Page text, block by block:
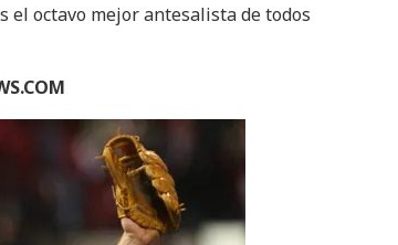
el octavo mejor antesalista de todos